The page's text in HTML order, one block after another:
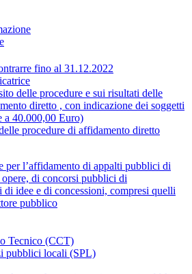
fino al 31.12.2022
delle procedure e sui risultati delle
diretto , con indicazione dei soggetti
a 40.000,00 Euro)
procedure di affidamento diretto
per l’affidamento di appalti pubblici di
di concorsi pubblici di
di idee e di concessioni, compresi quelli
pubblico
Tecnico (CCT)
pubblici locali (SPL)